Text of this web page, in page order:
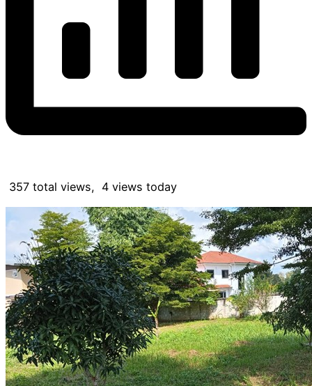
357 total views, 4 views today